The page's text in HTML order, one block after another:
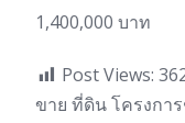
1,400,000 บาท
Post Views:
ขาย ที่ดิน โครงกา